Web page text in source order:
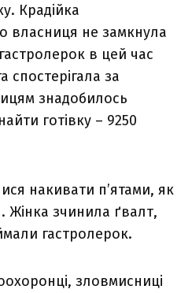
Крадійка
власниця не замкнула
в цей час
спостерігала за
знадобилось
готівку – 9250
накивати п’ятами, як
Жінка зчинила ґвалт,
гастролерок.
зловмисниці